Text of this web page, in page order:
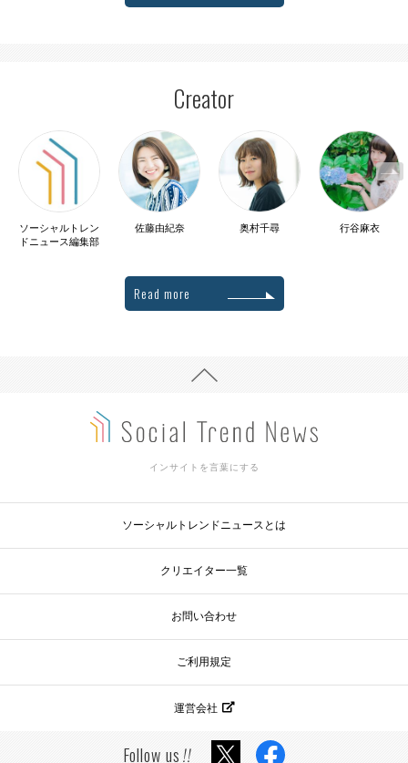
Creator
ソーシャルトレン
ドニュース編集部
佐藤由紀奈 奥村千尋 行谷麻衣
Read more
インサイトを言葉にする
ソーシャルトレンドニュースとは
クリエイター一覧
お問い合わせ
ご利用規定
運営会社
Follow us!!